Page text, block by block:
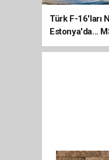
Türk F-16'ları
Estonya'da...
sistemleriyle